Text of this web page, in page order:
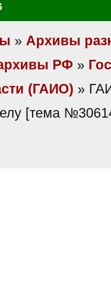
» Архивы
РФ »
(ГАИО) »
[тема